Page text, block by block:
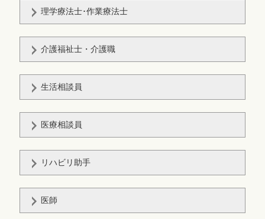
理学療法士･作業療法士
介護福祉士・介護職
生活相談員
医療相談員
リハビリ助手
医師